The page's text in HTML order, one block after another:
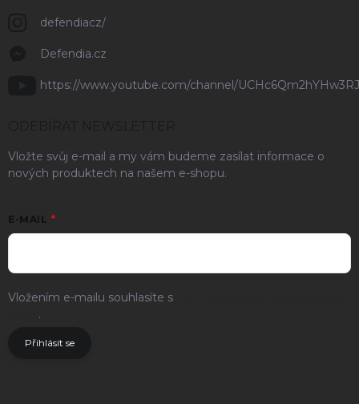
defendiacz/
Defendia.cz
https://www.youtube.com/channel/
Vložte svůj e-mail a my vám budeme zasílat informace o
nových produktech na našem e-shopu.
E-MAIL
Vložením e-mailu souhlasíte s
.
Přihlásit se